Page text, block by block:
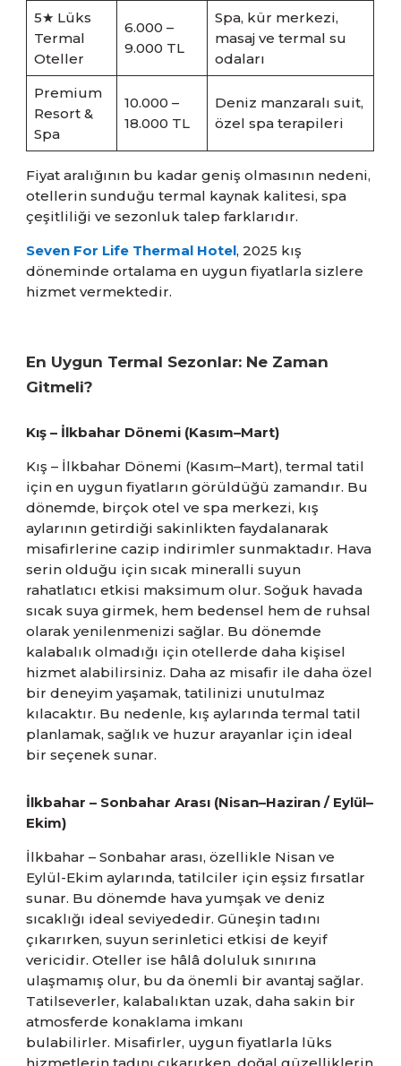
5★ Lüks
Termal
Oteller
6.000 –
9.000 TL
Spa, kür merkezi,
masaj ve termal su
odaları
Premium
Resort &
Spa
10.000 –
18.000 TL
Deniz manzaralı suit,
özel spa terapileri
Fiyat aralığının bu kadar geniş olmasının nedeni,
otellerin sunduğu termal kaynak kalitesi, spa
çeşitliliği ve sezonluk talep farklarıdır.
Seven For Life Thermal Hotel, 2025 kış
döneminde ortalama en uygun fiyatlarla sizlere
hizmet vermektedir.
En Uygun Termal Sezonlar: Ne Zaman
Gitmeli?
Kış – İlkbahar Dönemi (Kasım–Mart)
Kış – İlkbahar Dönemi (Kasım–Mart), termal tatil
için en uygun fiyatların görüldüğü zamandır. Bu
dönemde, birçok otel ve spa merkezi, kış
aylarının getirdiği sakinlikten faydalanarak
misafirlerine cazip indirimler sunmaktadır. Hava
serin olduğu için sıcak mineralli suyun
rahatlatıcı etkisi maksimum olur. Soğuk havada
sıcak suya girmek, hem bedensel hem de ruhsal
olarak yenilenmenizi sağlar. Bu dönemde
kalabalık olmadığı için otellerde daha kişisel
hizmet alabilirsiniz. Daha az misafir ile daha özel
bir deneyim yaşamak, tatilinizi unutulmaz
kılacaktır. Bu nedenle, kış aylarında termal tatil
planlamak, sağlık ve huzur arayanlar için ideal
bir seçenek sunar.
İlkbahar – Sonbahar Arası (Nisan–Haziran / Eylül–
Ekim)
İlkbahar – Sonbahar arası, özellikle Nisan ve
Eylül-Ekim aylarında, tatilciler için eşsiz fırsatlar
sunar. Bu dönemde hava yumşak ve deniz
sıcaklığı ideal seviyededir. Güneşin tadını
çıkarırken, suyun serinletici etkisi de keyif
vericidir. Oteller ise hâlâ doluluk sınırına
ulaşmamış olur, bu da önemli bir avantaj sağlar.
Tatilseverler, kalabalıktan uzak, daha sakin bir
atmosferde konaklama imkanı
bulabilirler. Misafirler, uygun fiyatlarla lüks